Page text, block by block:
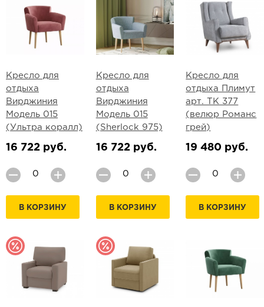
Кресло для
отдыха
Вирджиния
Модель 015
(Ультра коралл)
16 722 руб.
В КОРЗИНУ
Кресло для
отдыха
Вирджиния
Модель 015
(Sherlock 975)
16 722 руб.
В КОРЗИНУ
Кресло для
отдыха Плимут
арт. ТК 377
(велюр Романс
грей)
19 480 руб.
В КОРЗИНУ